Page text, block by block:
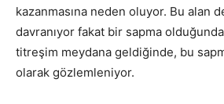
kazanmasına neden oluyor. Bu alan
davranıyor fakat bir sapma
titreşim meydana geldiğinde, bu
olarak gözlemleniyor.